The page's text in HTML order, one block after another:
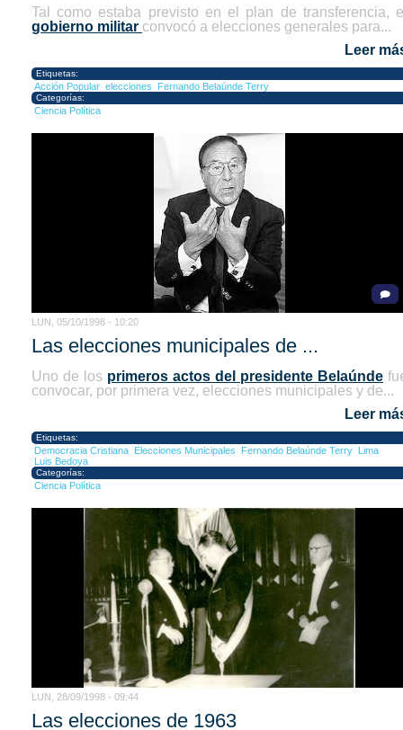
Tal como estaba previsto en el plan de transferencia,
gobierno militar convocó a elecciones generales para...
Leer
Etiquetas:
Acción Popular elecciones Fernando Belaúnde Terry
Categorías:
Ciencia Política
LUN, 05/10/1998 - 10:20
Las elecciones municipales de ...
Uno de los primeros actos del presidente Belaúnde
convocar, por primera vez, elecciones municipales y de...
Leer
Etiquetas:
Democracia Cristiana Elecciones Municipales Fernando Belaúnde Terry Lima
Luis Bedoya
Categorías:
Ciencia Política
LUN, 28/09/1998 - 09:44
Las elecciones de 1963